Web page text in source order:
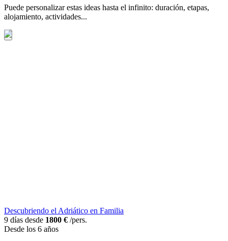
Puede personalizar estas ideas hasta el infinito: duración, etapas,
alojamiento, actividades...
Descubriendo el Adriático en Familia
9 días desde 1800 € /pers.
Desde los 6 años